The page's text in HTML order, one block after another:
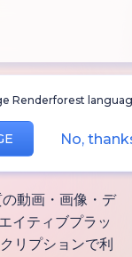
Renderforest
No,
AI動
声
動画・画像・デ
イティブプラッ
リプションで利